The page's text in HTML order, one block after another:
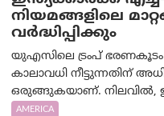
നിയമങ്ങളിലെ
വർദ്ധിപ്പിക്കും
യുഎസിലെ ട്രംപ്
കാലാവധി നീട്ടുന്നതിന്
ഒരുങ്ങുകയാണ്. നിലവിൽ,
AMERICA